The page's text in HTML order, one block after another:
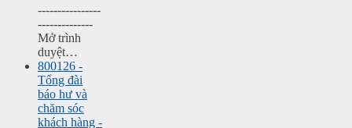
----------------
--------------
Mở trình
duyệt…
800126 -
Tổng đài
báo hư và
chăm sóc
khách hàng -